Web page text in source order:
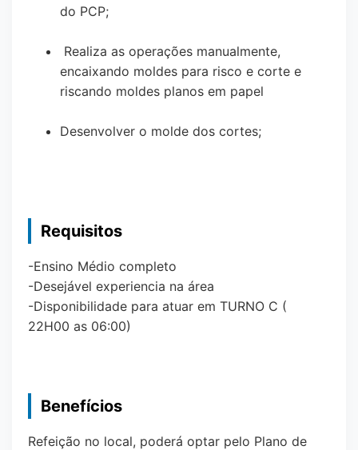
do PCP;
Realiza as operações manualmente,
encaixando moldes para risco e corte e
riscando moldes planos em papel
Desenvolver o molde dos cortes;
Requisitos
-Ensino Médio completo
-Desejável experiencia na área
-Disponibilidade para atuar em TURNO C (
22H00 as 06:00)
Benefícios
Refeição no local, poderá optar pelo Plano de